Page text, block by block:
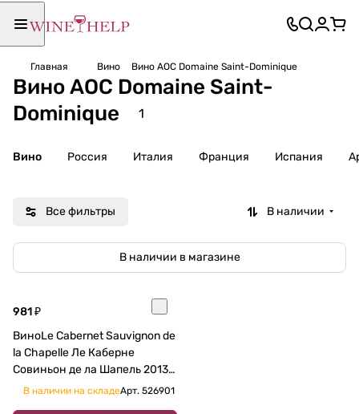
Главная Вино Вино AOC Domaine Saint-Dominique
Вино AOC Domaine Saint-
Dominique
1
Вино Россия Италия Франция Испания
Все фильтры В наличии
В наличии в магазине
981 ₽
ВиноLe Cabernet Sauvignon de
la Chapelle Ле Каберне
Совиньон де ла Шапель 2013
750 мл
В наличии на складеАрт. 526901